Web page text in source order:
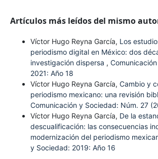
Artículos más leídos del mismo
Víctor Hugo Reyna García, Los
periodismo digital en México: dos
investigación dispersa ,
2021: Año 18
Víctor Hugo Reyna García, Cambio y
periodismo mexicano: una revisión
Comunicación y Sociedad: Núm. 27
Víctor Hugo Reyna García, De la
descualificación: las consecuencias
modernización del periodismo
y Sociedad: 2019: Año 16